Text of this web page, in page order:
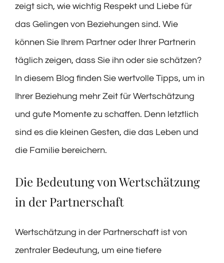
zeigt sich, wie wichtig Respekt und Liebe für
das Gelingen von Beziehungen sind. Wie
können Sie Ihrem Partner oder Ihrer Partnerin
täglich zeigen, dass Sie ihn oder sie schätzen?
In diesem Blog finden Sie wertvolle Tipps, um in
Ihrer Beziehung mehr Zeit für Wertschätzung
und gute Momente zu schaffen. Denn letztlich
sind es die kleinen Gesten, die das Leben und
die Familie bereichern.
Die Bedeutung von Wertschätzung
in der Partnerschaft
Wertschätzung in der Partnerschaft ist von
zentraler Bedeutung, um eine tiefere